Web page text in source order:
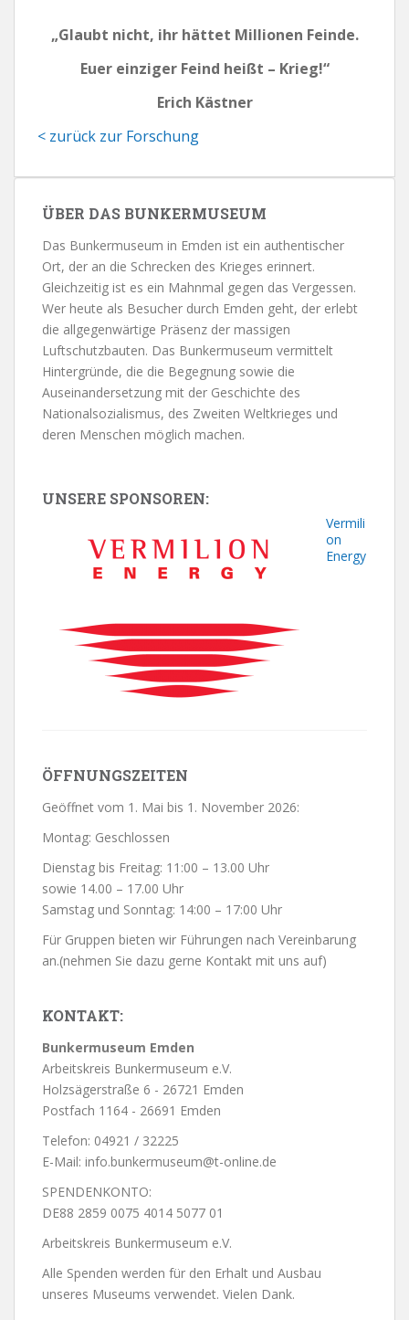
„Glaubt nicht, ihr hättet Millionen Feinde.
Euer einziger Feind heißt – Krieg!“
Erich Kästner
< zurück zur Forschung
ÜBER DAS BUNKERMUSEUM
Das Bunkermuseum in Emden ist ein authentischer
Ort, der an die Schrecken des Krieges erinnert.
Gleichzeitig ist es ein Mahnmal gegen das Vergessen.
Wer heute als Besucher durch Emden geht, der erlebt
die allgegenwärtige Präsenz der massigen
Luftschutzbauten. Das Bunkermuseum vermittelt
Hintergründe, die die Begegnung sowie die
Auseinandersetzung mit der Geschichte des
Nationalsozialismus, des Zweiten Weltkrieges und
deren Menschen möglich machen.
UNSERE SPONSOREN:
Vermili
on
Energy
ÖFFNUNGSZEITEN
Geöffnet vom 1. Mai bis 1. November 2026:
Montag: Geschlossen
Dienstag bis Freitag: 11:00 – 13.00 Uhr
sowie 14.00 – 17.00 Uhr
Samstag und Sonntag: 14:00 – 17:00 Uhr
Für Gruppen bieten wir Führungen nach Vereinbarung
an.(nehmen Sie dazu gerne Kontakt mit uns auf)
KONTAKT:
Bunkermuseum Emden
Arbeitskreis Bunkermuseum e.V.
Holzsägerstraße 6 - 26721 Emden
Postfach 1164 - 26691 Emden
Telefon: 04921 / 32225
E-Mail: info.bunkermuseum@t-online.de
SPENDENKONTO:
DE88 2859 0075 4014 5077 01
Arbeitskreis Bunkermuseum e.V.
Alle Spenden werden für den Erhalt und Ausbau
unseres Museums verwendet. Vielen Dank.